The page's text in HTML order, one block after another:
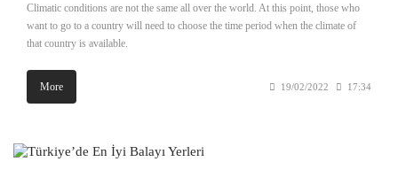
Climatic conditions are not the same all over the world. At this point, those who
want to go to a country will need to choose the time period when the climate of
that country is available.
More 19/02/2022 17:34